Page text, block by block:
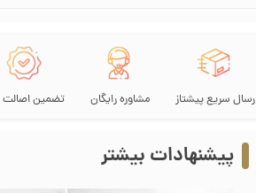
تضمین اصالت مشاوره رایگان سریع پیشتاز
پیشنهادات بیشتر